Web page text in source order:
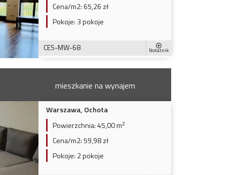
Cena/m2:65,26 zł
Pokoje: 3 pokoje
CES-MW-68 Notatnik
mieszkanie na wynajem
Warszawa, Ochota
Powierzchnia:45,00 m2
Cena/m2:59,98 zł
Pokoje: 2 pokoje